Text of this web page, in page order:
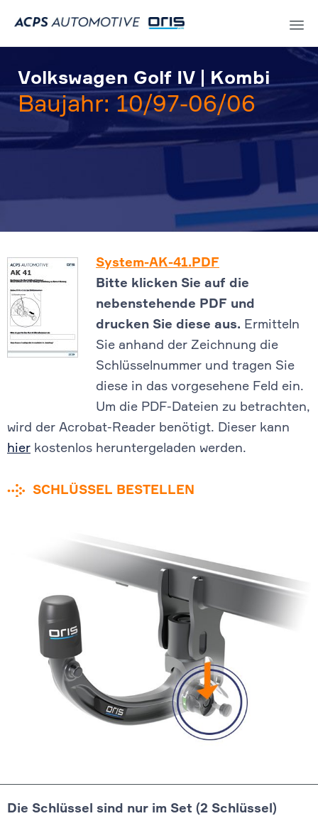
Volkswagen Golf IV | Kombi
Baujahr: 10/97-06/06
System-AK-41.PDF
Bitte klicken Sie auf die
nebenstehende PDF und
drucken Sie diese aus. Ermitteln
Sie anhand der Zeichnung die
Schlüsselnummer und tragen Sie
diese in das vorgesehene Feld ein.
Um die PDF-Dateien zu betrachten,
wird der Acrobat-Reader benötigt. Dieser kann
hier kostenlos heruntergeladen werden.
SCHLÜSSEL BESTELLEN
Die Schlüssel sind nur im Set (2 Schlüssel)